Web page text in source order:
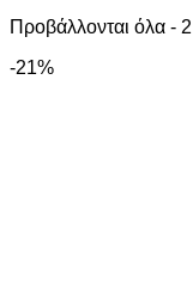
Προβάλλονται όλα -
-21%